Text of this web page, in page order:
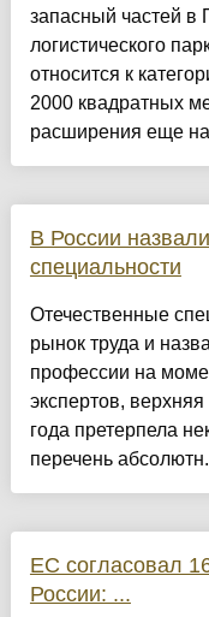
запасный частей в
логистического
относится к
2000 квадратных
расширения еще
В России
специальности
Отечественные
рынок труда и
профессии на
экспертов,
года претерпела
перечень
ЕС согласовал
России: ...